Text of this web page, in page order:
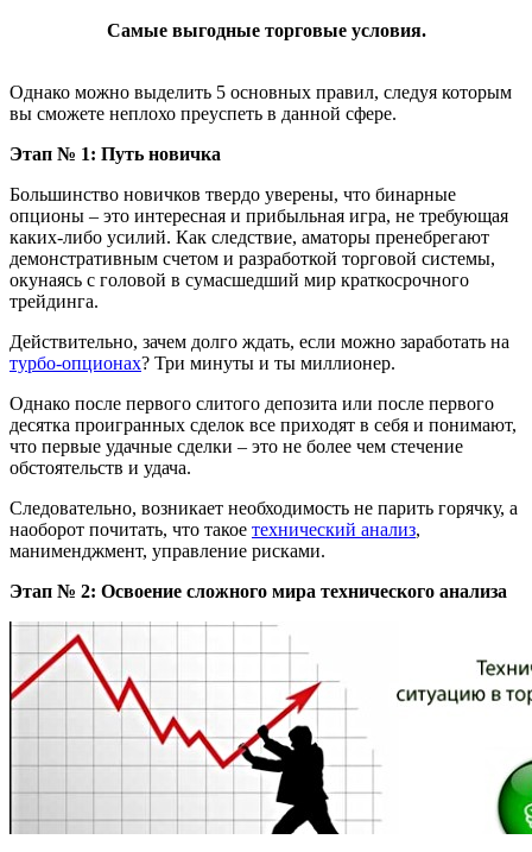
Самые выгодные торговые условия.
Однако можно выделить 5 основных правил, следуя которым
вы сможете неплохо преуспеть в данной сфере.
Этап № 1: Путь новичка
Большинство новичков твердо уверены, что бинарные
опционы – это интересная и прибыльная игра, не требующая
каких-либо усилий. Как следствие, аматоры пренебрегают
демонстративным счетом и разработкой торговой системы,
окунаясь с головой в сумасшедший мир краткосрочного
трейдинга.
Действительно, зачем долго ждать, если можно заработать на
турбо-опционах? Три минуты и ты миллионер.
Однако после первого слитого депозита или после первого
десятка проигранных сделок все приходят в себя и понимают,
что первые удачные сделки – это не более чем стечение
обстоятельств и удача.
Следовательно, возникает необходимость не парить горячку, а
наоборот почитать, что такое технический анализ,
манименджмент, управление рисками.
Этап № 2: Освоение сложного мира технического анализа